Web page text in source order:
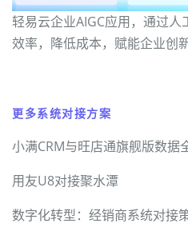
轻易云企业AIGC应用，通过
效率，降低成本，赋能企业创新
更多系统对接方案
小满CRM与旺店通旗舰版数据
用友U8对接聚水潭
数字化转型：经销商系统对接